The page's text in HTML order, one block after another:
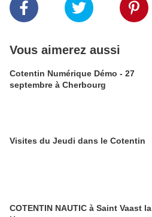
Vous aimerez aussi
Cotentin Numérique Démo - 27
septembre à Cherbourg
Visites du Jeudi dans le Cotentin
COTENTIN NAUTIC à Saint Vaast la